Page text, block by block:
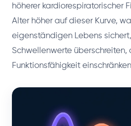
höherer kardiorespiratorischer
Alter höher auf dieser Kurve,
eigenständigen Lebens
Schwellenwerte
Funktionsfähigkeit